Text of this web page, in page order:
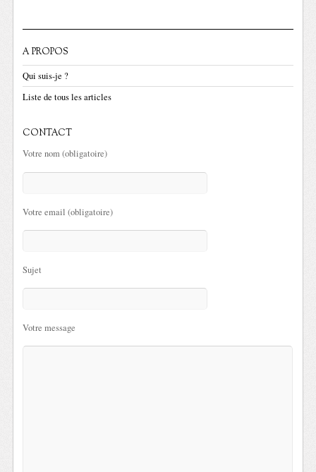
A PROPOS
Qui suis-je ?
Liste de tous les articles
CONTACT
Votre nom (obligatoire)
Votre email (obligatoire)
Sujet
Votre message